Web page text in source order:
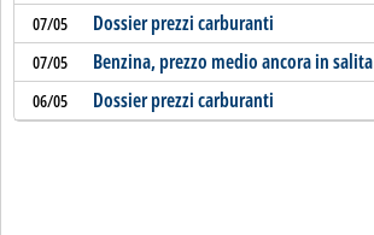
07/05 Dossier prezzi carburanti
07/05 Benzina, prezzo medio ancora in salita
06/05 Dossier prezzi carburanti